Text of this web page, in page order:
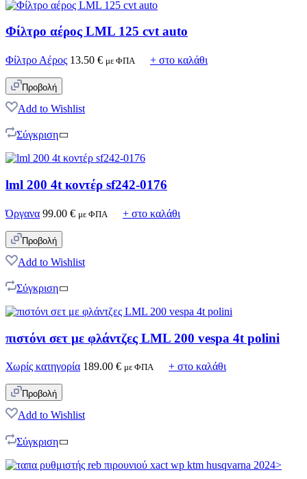
Φίλτρο αέρος LML 125 cvt auto
Φίλτρο Αέρος 13.50 € με ΦΠΑ + στο καλάθι
Προβολή
Add to Wishlist
Σύγκριση
lml 200 4t κοντέρ sf242-0176
Όργανα 99.00 € με ΦΠΑ + στο καλάθι
Προβολή
Add to Wishlist
Σύγκριση
πιστόνι σετ με φλάντζες LML 200 vespa 4t polini
Χωρίς κατηγορία 189.00 € με ΦΠΑ + στο καλάθι
Προβολή
Add to Wishlist
Σύγκριση